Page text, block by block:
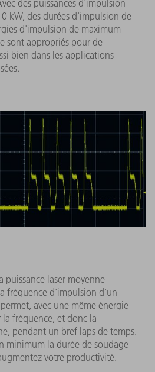
des puissances d'impulsion
kW, des durées d'impulsion de
d'impulsion de maximum
sont appropriés pour de
bien dans les applications
puissance laser moyenne
fréquence d'impulsion d'un
avec une même énergie
fréquence, et donc la
pendant un bref laps de temps.
minimum la durée de soudage
votre productivité.